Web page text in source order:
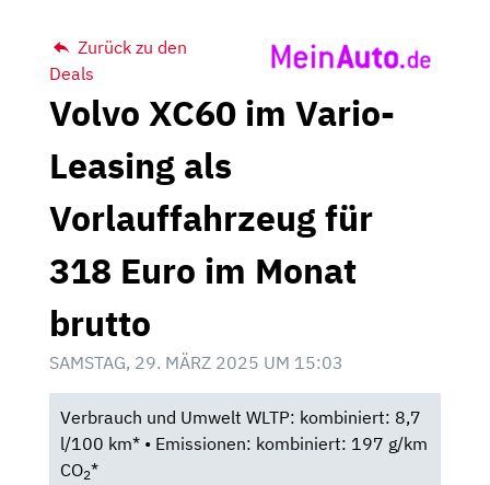
Zurück zu den
Deals
Volvo XC60 im Vario-
Leasing als
Vorlauffahrzeug für
318 Euro im Monat
brutto
SAMSTAG, 29. MÄRZ 2025 UM 15:03
Verbrauch und Umwelt WLTP: kombiniert: 8,7
l/100 km* • Emissionen: kombiniert: 197 g/km
CO2*